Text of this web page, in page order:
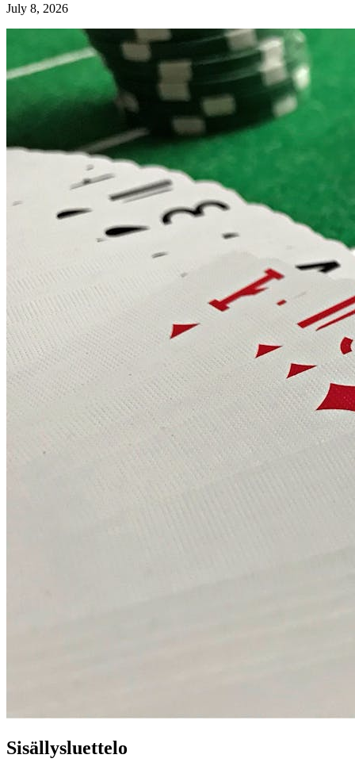
July 8, 2026
Sisällysluettelo